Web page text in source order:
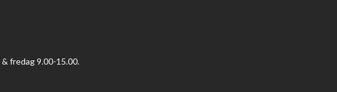
fredag 9.00-15.00.